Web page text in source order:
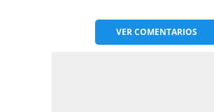
VERCOMENTARIOS